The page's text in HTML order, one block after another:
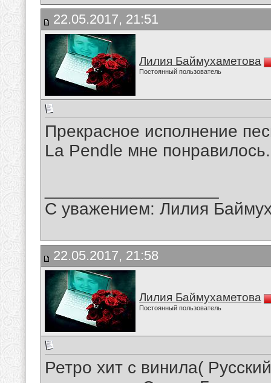
22.05.2017, 21:51
Лилия Баймухаметова
Постоянный пользователь
Прекрасное исполнение
La Pendle мне
С уважением: Лилия
22.05.2017, 21:58
Лилия Баймухаметова
Постоянный пользователь
Ретро хит с винила(